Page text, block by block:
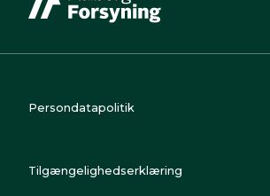
Persondatapolitik
Tilgængelighedserklæring